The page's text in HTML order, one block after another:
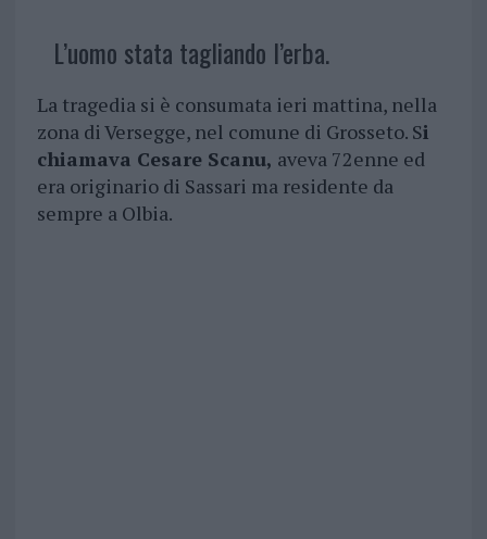
L’uomo stata tagliando l’erba.
La tragedia si è consumata ieri mattina, nella
zona di Versegge, nel comune di Grosseto. Si
chiamava Cesare Scanu, aveva 72enne ed
era originario di Sassari ma residente da
sempre a Olbia.